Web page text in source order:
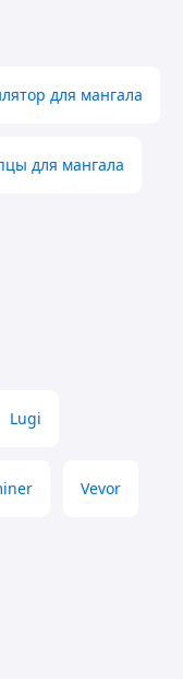
для мангала
для мангала
Lugi
Vevor